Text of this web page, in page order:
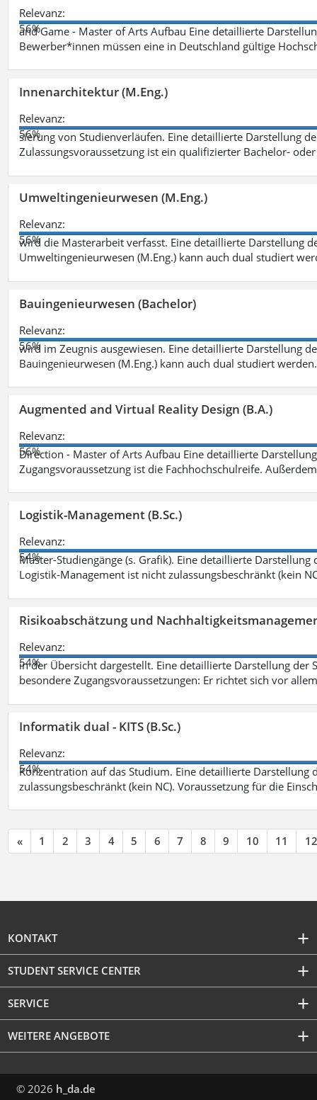
Relevanz:
56%
and Game - Master of Arts Aufbau Eine detaillierte
Bewerber*innen müssen eine in Deutschland gültige
Innenarchitektur (M.Eng.)
Relevanz:
56%
sierung von Studienverläufen. Eine detaillierte Darstellung
Zulassungsvoraussetzung ist ein qualifizierter Bachelor-
Umweltingenieurwesen (M.Eng.)
Relevanz:
56%
wird die Masterarbeit verfasst. Eine detaillierte Darstellung
Umweltingenieurwesen (M.Eng.) kann auch dual studiert
Bauingenieurwesen (Bachelor)
Relevanz:
56%
wird im Zeugnis ausgewiesen. Eine detaillierte Darstellung
Bauingenieurwesen (M.Eng.) kann auch dual studiert
Augmented and Virtual Reality Design (B.A.)
Relevanz:
56%
Direction - Master of Arts Aufbau Eine detaillierte
Zugangsvoraussetzung ist die Fachhochschulreife.
Logistik-Management (B.Sc.)
Relevanz:
54%
Master-Studiengänge (s. Grafik). Eine detaillierte
Logistik-Management ist nicht zulassungsbeschränkt (kein
Risikoabschätzung und
Relevanz:
54%
in der Übersicht dargestellt. Eine detaillierte Darstellung der
besondere Zugangsvoraussetzungen: Er richtet sich vor
Informatik dual - KITS (B.Sc.)
Relevanz:
54%
Konzentration auf das Studium. Eine detaillierte
zulassungsbeschränkt (kein NC). Voraussetzung für die
« 1 2 3 4 5 6 7 8 9 10 11 12
KONTAKT
STUDENT SERVICE CENTER
SERVICE
WEITERE ANGEBOTE
© 2026 h_da.de